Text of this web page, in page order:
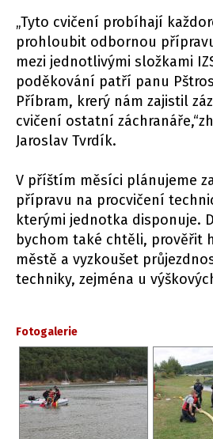
„Tyto cvičení probíhají
prohloubit odbornou
mezi jednotlivými složkami
poděkování patří panu
Příbram, krerý nám zajistil
cvičení ostatní
Jaroslav Tvrdík.
V příštím měsíci plánujeme
přípravu na procvičení
kterými jednotka disponuje.
bychom také chtěli, prověřit
městě a vyzkoušet
techniky, zejména u
Fotogalerie